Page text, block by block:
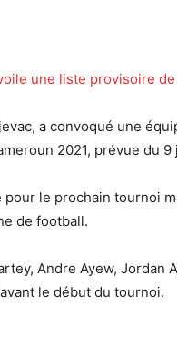
a convoqué une
2021, prévue du
le prochain tournoi
de football.
Andre Ayew, Jordan
le début du tournoi.